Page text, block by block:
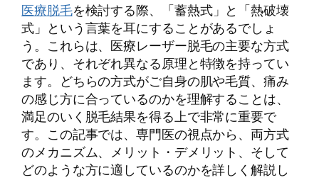
医療脱毛を検討する際、「蓄熱式」と「熱破壊
式」という言葉を耳にすることがあるでしょ
う。これらは、医療レーザー脱毛の主要な方式
であり、それぞれ異なる原理と特徴を持ってい
ます。どちらの方式がご自身の肌や毛質、痛み
の感じ方に合っているのかを理解することは、
満足のいく脱毛結果を得る上で非常に重要で
す。この記事では、専門医の視点から、両方式
のメカニズム、メリット・デメリット、そして
どのような方に適しているのかを詳しく解説し